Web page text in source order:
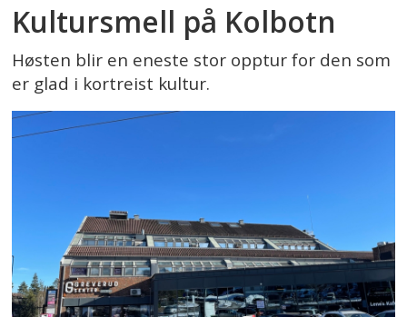
Kultursmell på Kolbotn
Høsten blir en eneste stor opptur for den som
er glad i kortreist kultur.